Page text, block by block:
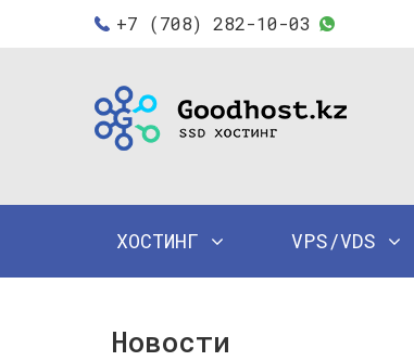
+7 (708) 282-10-03
ХОСТИНГ VPS/VDS
Новости